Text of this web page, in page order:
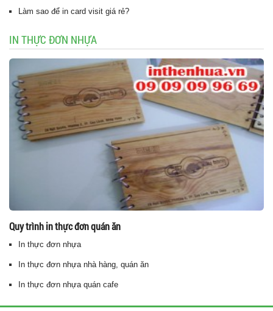
Làm sao để in card visit giá rẻ?
IN THỰC ĐƠN NHỰA
Quy trình in thực đơn quán ăn
In thực đơn nhựa
In thực đơn nhựa nhà hàng, quán ăn
In thực đơn nhựa quán cafe